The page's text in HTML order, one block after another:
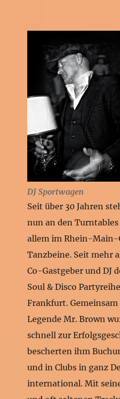
DJ Sportwagen
Seit über 30 Jahren
nun an den
allem im Rhein-Main-
Tanzbeine. Seit mehr
Co-Gastgeber und DJ
Soul & Disco
Frankfurt.
Legende Mr. Brown
schnell zur
bescherten ihm
und in Clubs in ganz
international. Mit